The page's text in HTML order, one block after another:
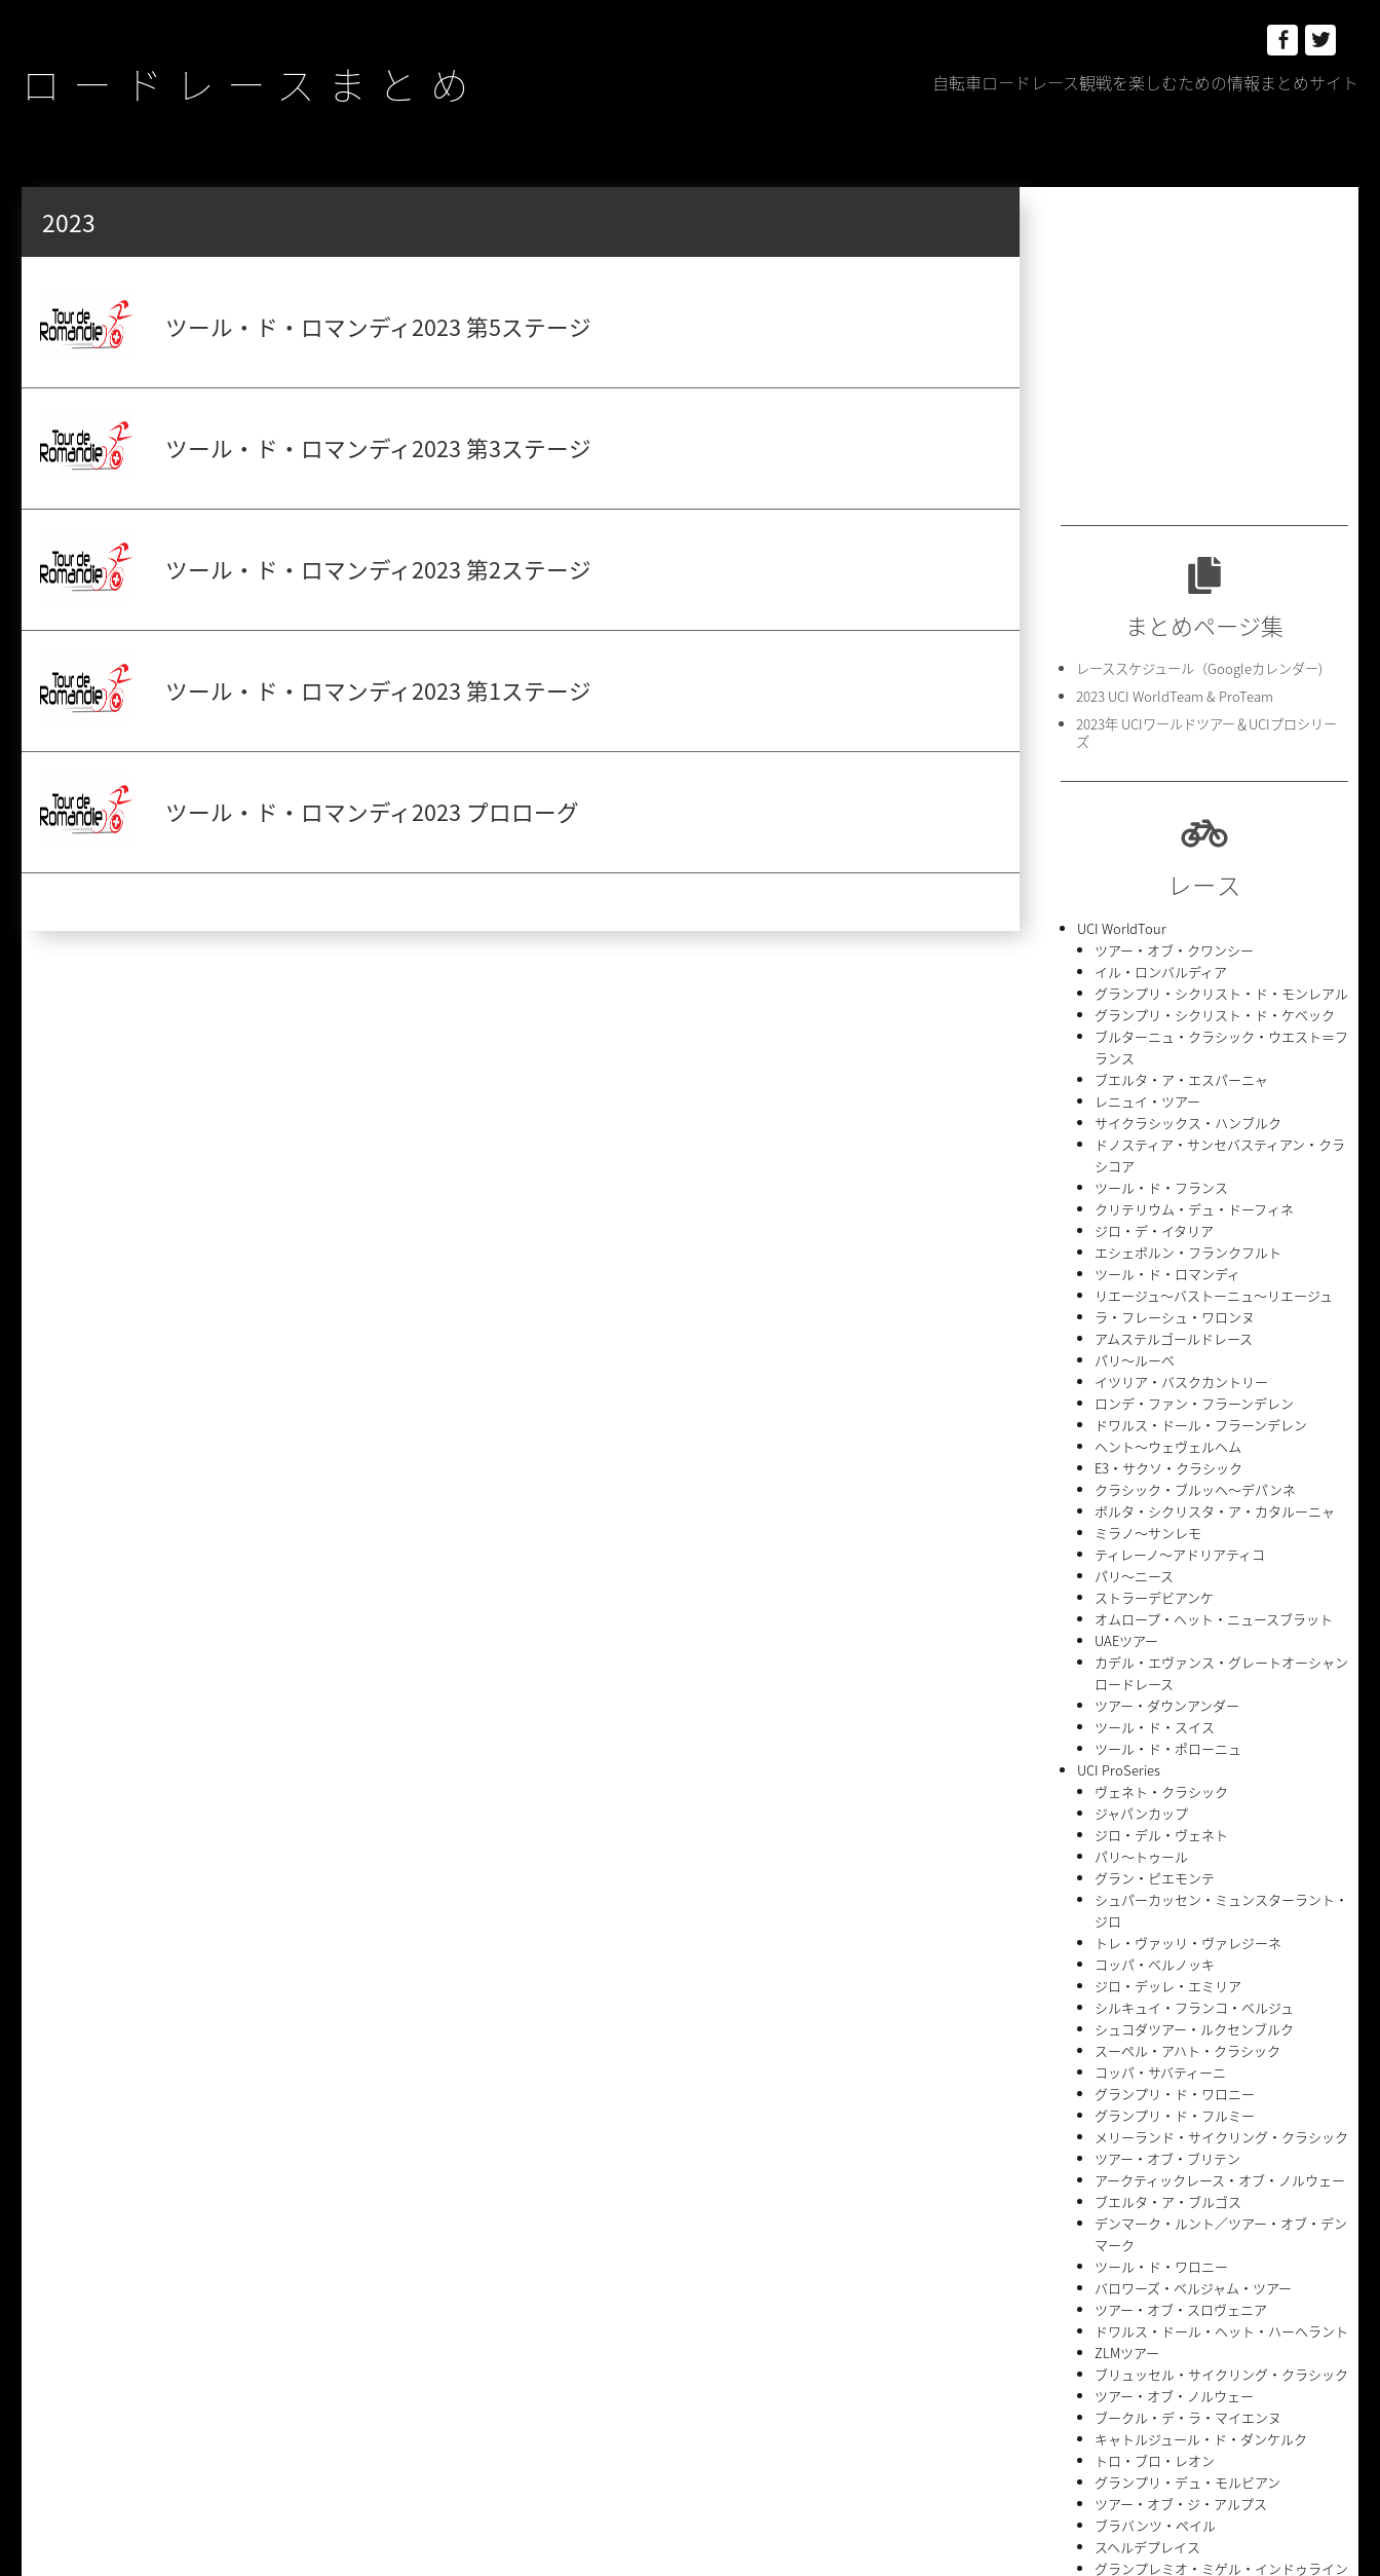
ロードレースまとめ 自転車ロードレース観戦を楽しむための情報まとめサイト
Facebook
2023
ツール・ド・ロマンディ2023 第5ステージ
ツール・ド・ロマンディ2023 第3ステージ
ツール・ド・ロマンディ2023 第2ステージ
ツール・ド・ロマンディ2023 第1ステージ
ツール・ド・ロマンディ2023 プロローグ
まとめページ集
レーススケジュール（Googleカレンダー)
2023 UCI WorldTeam & ProTeam
2023年 UCIワールドツアー＆UCIプロシリー
ズ
レース
UCI WorldTour
ツアー・オブ・クワンシー
イル・ロンバルディア
グランプリ・シクリスト・ド・モンレアル
グランプリ・シクリスト・ド・ケベック
ブルターニュ・クラシック・ウエスト＝フ
ランス
ブエルタ・ア・エスパーニャ
レニュイ・ツアー
サイクラシックス・ハンブルク
ドノスティア・サンセバスティアン・クラ
シコア
ツール・ド・フランス
クリテリウム・デュ・ドーフィネ
ジロ・デ・イタリア
エシェボルン・フランクフルト
ツール・ド・ロマンディ
リエージュ〜バストーニュ〜リエージュ
ラ・フレーシュ・ワロンヌ
アムステルゴールドレース
パリ〜ルーベ
イツリア・バスクカントリー
ロンデ・ファン・フラーンデレン
ドワルス・ドール・フラーンデレン
ヘント〜ウェヴェルヘム
E3・サクソ・クラシック
クラシック・ブルッヘ〜デパンネ
ボルタ・シクリスタ・ア・カタルーニャ
ミラノ〜サンレモ
ティレーノ〜アドリアティコ
パリ〜ニース
ストラーデビアンケ
オムロープ・ヘット・ニュースブラット
UAEツアー
カデル・エヴァンス・グレートオーシャン
ロードレース
ツアー・ダウンアンダー
ツール・ド・スイス
ツール・ド・ポローニュ
UCI ProSeries
ヴェネト・クラシック
ジャパンカップ
ジロ・デル・ヴェネト
パリ〜トゥール
グラン・ピエモンテ
シュパーカッセン・ミュンスターラント・
ジロ
トレ・ヴァッリ・ヴァレジーネ
コッパ・ベルノッキ
ジロ・デッレ・エミリア
シルキュイ・フランコ・ベルジュ
シュコダツアー・ルクセンブルク
スーペル・アハト・クラシック
コッパ・サバティーニ
グランプリ・ド・ワロニー
グランプリ・ド・フルミー
メリーランド・サイクリング・クラシック
ツアー・オブ・ブリテン
アークティックレース・オブ・ノルウェー
ブエルタ・ア・ブルゴス
デンマーク・ルント／ツアー・オブ・デン
マーク
ツール・ド・ワロニー
バロワーズ・ベルジャム・ツアー
ツアー・オブ・スロヴェニア
ドワルス・ドール・ヘット・ハーヘラント
ZLMツアー
ブリュッセル・サイクリング・クラシック
ツアー・オブ・ノルウェー
ブークル・デ・ラ・マイエンヌ
キャトルジュール・ド・ダンケルク
トロ・ブロ・レオン
グランプリ・デュ・モルビアン
ツアー・オブ・ジ・アルプス
ブラバンツ・ペイル
スヘルデプレイス
グランプレミオ・ミゲル・インドゥライン